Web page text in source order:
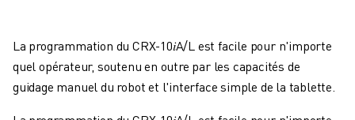
La programmation du CRX-10𝑖A/L est facile pour n'importe
quel opérateur, soutenu en outre par les capacités de
guidage manuel du robot et l'interface simple de la tablette.